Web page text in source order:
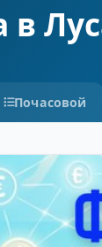
в
Почасовой